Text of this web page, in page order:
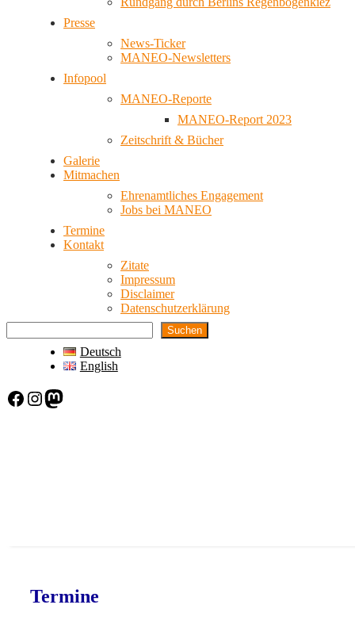
Presse
News-Ticker
MANEO-Newsletters
Infopool
MANEO-Reporte
MANEO-Report 2023
Zeitschrift & Bücher
Galerie
Mitmachen
Ehrenamtliches Engagement
Jobs bei MANEO
Termine
Kontakt
Zitate
Impressum
Disclaimer
Datenschutzerklärung
Suchen
Deutsch
English
Facebook Instagram Mastodon
Termine